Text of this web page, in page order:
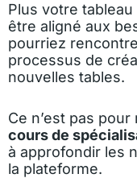
Plus votre
être aligné aux
pourriez
processus de
nouvelles tables.
Ce n’est pas
cours de
à approfondir les
la plateforme.